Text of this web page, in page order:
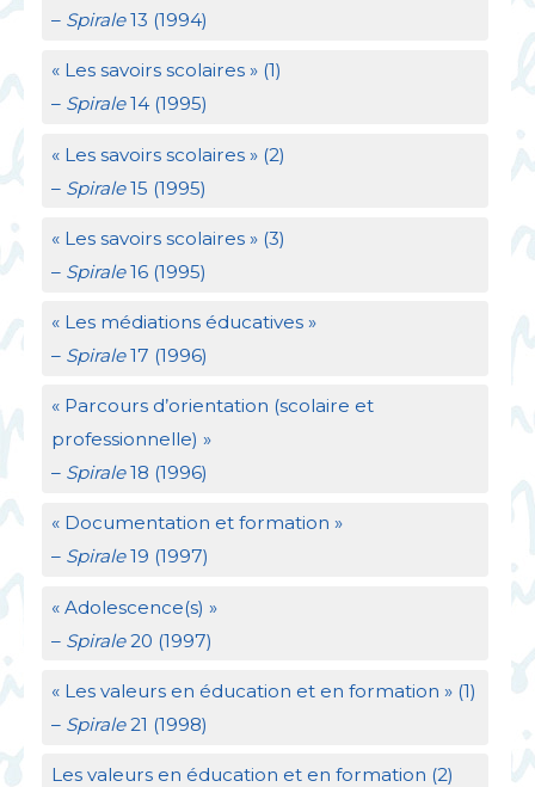
– Spirale13 (1994)
« Les savoirs scolaires » (1)
– Spirale14 (1995)
« Les savoirs scolaires » (2)
– Spirale15 (1995)
« Les savoirs scolaires » (3)
– Spirale16 (1995)
« Les médiations éducatives »
– Spirale17 (1996)
« Parcours d’orientation (scolaire et
professionnelle) »
– Spirale18 (1996)
« Documentation et formation »
– Spirale19 (1997)
« Adolescence(s) »
– Spirale20 (1997)
« Les valeurs en éducation et en formation » (1)
– Spirale21 (1998)
Les valeurs en éducation et en formation (2)